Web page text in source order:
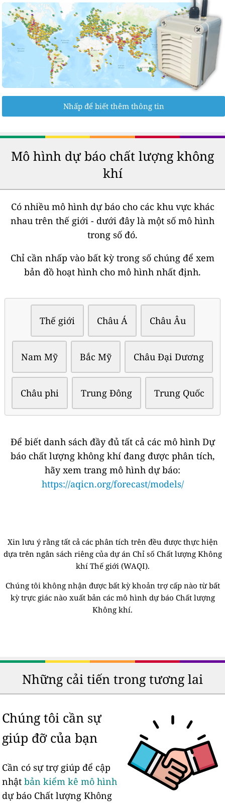
Nhấp để biết thêm thông tin
Mô hình dự báo chất lượng không
khí
Có nhiều mô hình dự báo cho các khu vực khác
nhau trên thế giới - dưới đây là một số mô hình
trong số đó.
Chỉ cần nhấp vào bất kỳ trong số chúng để xem
bản đồ hoạt hình cho mô hình nhất định.
Thế giới Châu Á Châu Âu
Nam Mỹ Bắc Mỹ Châu Đại Dương
Châu phi Trung Đông Trung Quốc
Để biết danh sách đầy đủ tất cả các mô hình Dự
báo chất lượng không khí đang được phân tích,
hãy xem trang mô hình dự báo:
https://aqicn.org/forecast/models/
Xin lưu ý rằng tất cả các phân tích trên đều được thực hiện
dựa trên ngân sách riêng của dự án Chỉ số Chất lượng Không
khí Thế giới (WAQI).
Chúng tôi không nhận được bất kỳ khoản trợ cấp nào từ bất
kỳ trực giác nào xuất bản các mô hình dự báo Chất lượng
Không khí.
Những cải tiến trong tương lai
Chúng tôi cần sự
giúp đỡ của bạn
Cần có sự trợ giúp để cập
nhậtbản kiểm kê mô hình
dự báo Chất lượng Không